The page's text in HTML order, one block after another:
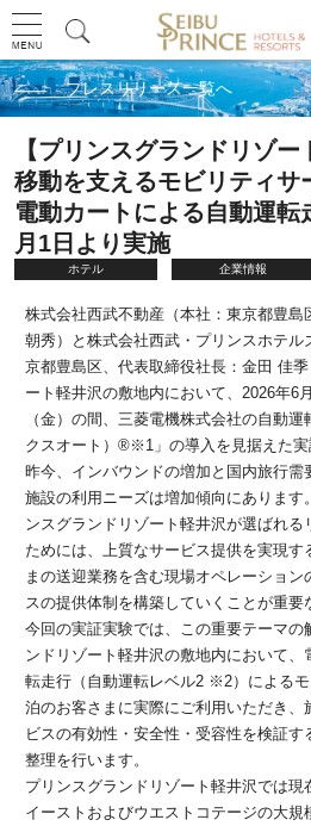
プレスリリース一覧へ
【プリンスグランドリゾ
移動を支えるモビリティサ
電動カートによる自動運転
月1日より実施
ホテル 企業情報
株式会社西武不動産（本社：東京都豊島
朝秀）と株式会社西武・プリンスホテル
京都豊島区、代表取締役社長：金田 佳
ート軽井沢の敷地内において、2026年6
（金）の間、三菱電機株式会社の自動
クスオート）®※1」の導入を見据えた実
昨今、インバウンドの増加と国内旅行需
施設の利用ニーズは増加傾向にあります
ンスグランドリゾート軽井沢が選ばれ
ためには、上質なサービス提供を実現す
まの送迎業務を含む現場オペレーショ
スの提供体制を構築していくことが重要
今回の実証実験では、この重要テーマの
ンドリゾート軽井沢の敷地内において
転走行（自動運転レベル2 ※2）による
泊のお客さまに実際にご利用いただき、
ビスの有効性・安全性・受容性を検証
整理を行います。
プリンスグランドリゾート軽井沢では
イーストおよびウエストコテージの大規